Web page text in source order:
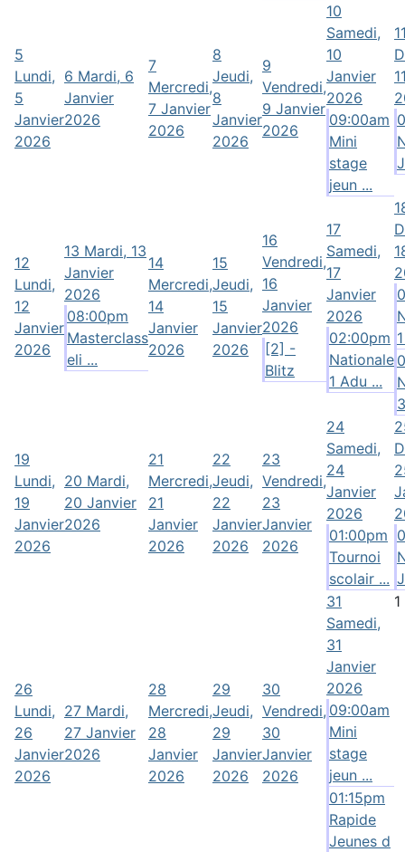
5
Lundi,
5
Janvier
2026
6 Mardi, 6
Janvier
2026
7
Mercredi,
7 Janvier
2026
8
Jeudi,
8
Janvier
2026
9
Vendredi,
9 Janvier
2026
10
Samedi,
10
Janvier
2026
09:00am
Mini
stage
jeun ...
12
Lundi,
12
Janvier
2026
13 Mardi, 13
Janvier
2026
08:00pm
Masterclass
eli ...
14
Mercredi,
14
Janvier
2026
15
Jeudi,
15
Janvier
2026
16
Vendredi,
16
Janvier
2026
[2] -
Blitz
17
Samedi,
17
Janvier
2026
02:00pm
Nationale
1 Adu ...
19
Lundi,
19
Janvier
2026
20 Mardi,
20 Janvier
2026
21
Mercredi,
21
Janvier
2026
22
Jeudi,
22
Janvier
2026
23
Vendredi,
23
Janvier
2026
24
Samedi,
24
Janvier
2026
01:00pm
Tournoi
scolair ...
26
Lundi,
26
Janvier
2026
27 Mardi,
27 Janvier
2026
28
Mercredi,
28
Janvier
2026
29
Jeudi,
29
Janvier
2026
30
Vendredi,
30
Janvier
2026
31
Samedi,
31
Janvier
2026
09:00am
Mini
stage
jeun ...
01:15pm
Rapide
Jeunes d
1